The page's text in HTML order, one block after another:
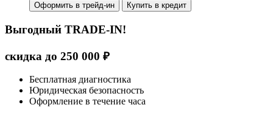
Оформить в трейд-ин Купить в кредит
Выгодный TRADE-IN!
скидка до 250 000 ₽
Бесплатная диагностика
Юридическая безопасность
Оформление в течение часа